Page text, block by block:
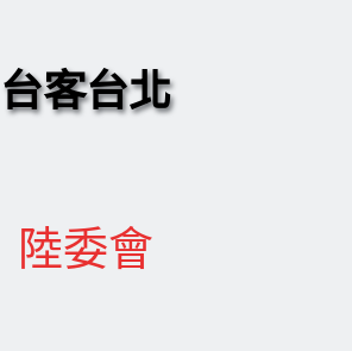
台客台北
陸委會